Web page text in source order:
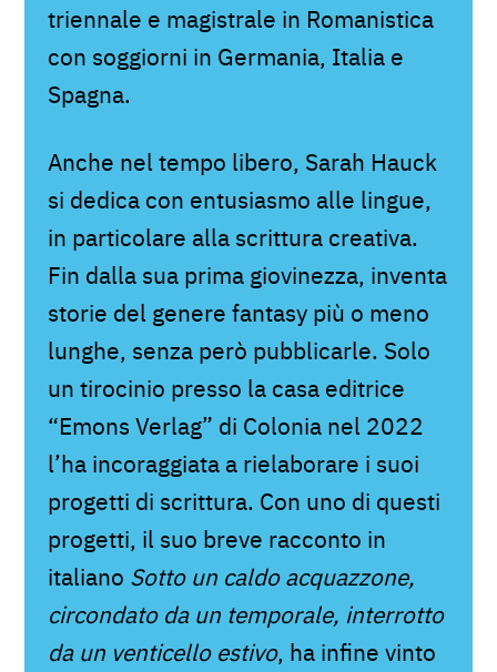
triennale e magistrale in Romanistica
con soggiorni in Germania, Italia e
Spagna.
Anche nel tempo libero, Sarah Hauck
si dedica con entusiasmo alle lingue,
in particolare alla scrittura creativa.
Fin dalla sua prima giovinezza, inventa
storie del genere fantasy più o meno
lunghe, senza però pubblicarle. Solo
un tirocinio presso la casa editrice
“Emons Verlag” di Colonia nel 2022
l’ha incoraggiata a rielaborare i suoi
progetti di scrittura. Con uno di questi
progetti, il suo breve racconto in
italiano Sotto un caldo acquazzone,
circondato da un temporale, interrotto
da un venticello estivo, ha infine vinto